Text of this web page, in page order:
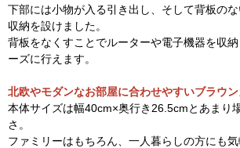
下部には小物が入る引き出し、そして背板の
収納を設けました。
背板をなくすことでルーターや電子機器を収
ーズに行えます。
北欧やモダンなお部屋に合わせやすいブラウ
本体サイズは幅40cm×奥行き26.5cmとあまり
さ。
ファミリーはもちろん、一人暮らしの方にも